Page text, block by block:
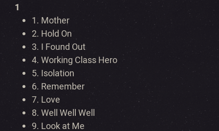
1
1. Mother
2. Hold On
3. I Found Out
4.Working Class Hero
5. Isolation
6. Remember
7. Love
8.Well Well Well
9. Look at Me